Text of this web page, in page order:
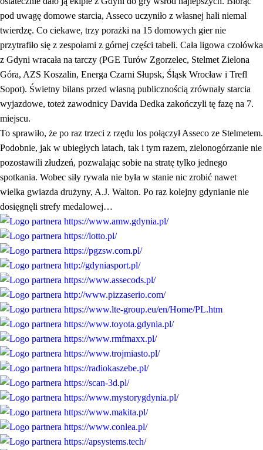
pod uwagę domowe starcia, Asseco uczyniło z własnej hali niemal
twierdzę. Co ciekawe, trzy porażki na 15 domowych gier nie
przytrafiło się z zespołami z górnej części tabeli. Cała ligowa czołówka
z Gdyni wracała na tarczy (PGE Turów Zgorzelec, Stelmet Zielona
Góra, AZS Koszalin, Energa Czarni Słupsk, Śląsk Wrocław i Trefl
Sopot). Świetny bilans przed własną publicznością zrównały starcia
wyjazdowe, toteż zawodnicy Davida Dedka zakończyli tę fazę na 7.
miejscu.
To sprawiło, że po raz trzeci z rzędu los połączył Asseco ze Stelmetem.
Podobnie, jak w ubiegłych latach, tak i tym razem, zielonogórzanie nie
pozostawili złudzeń, pozwalając sobie na stratę tylko jednego
spotkania. Wobec siły rywala nie była w stanie nic zrobić nawet
wielka gwiazda drużyny, A.J. Walton. Po raz kolejny gdynianie nie
dosięgnęli strefy medalowej…